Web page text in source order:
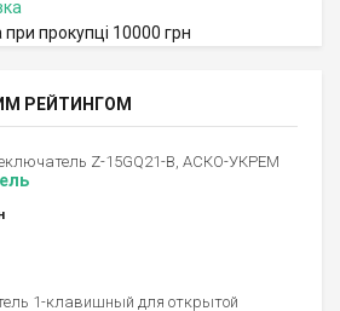
прокупці 10000 грн
РЕЙТИНГОМ
Z-15GQ21-B, АСКО-УКРЕМ
1-клавишный для открытой